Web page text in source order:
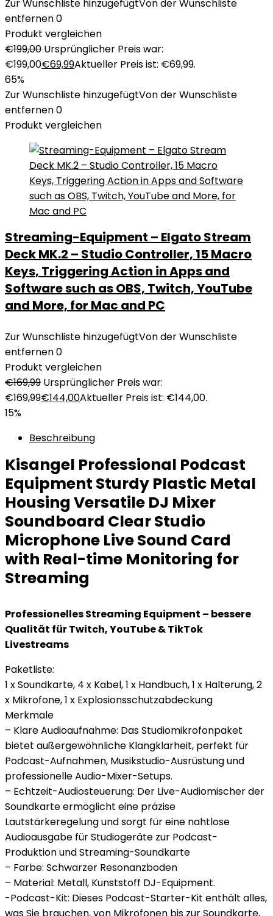
Zur Wunschliste hinzugefügtVon der Wunschliste
entfernen0
Produkt vergleichen
€199,00 Ursprünglicher Preis war:
€199,00€69,99Aktueller Preis ist: €69,99.
65%
Zur Wunschliste hinzugefügtVon der Wunschliste
entfernen0
Produkt vergleichen
Streaming-Equipment – Elgato Stream
Deck MK.2 – Studio Controller, 15 Macro
Keys, Triggering Action in Apps and
Software such as OBS, Twitch, YouTube
and More, for Mac and PC
Zur Wunschliste hinzugefügtVon der Wunschliste
entfernen0
Produkt vergleichen
€169,99 Ursprünglicher Preis war:
€169,99€144,00Aktueller Preis ist: €144,00.
15%
Beschreibung
Kisangel Professional Podcast
Equipment Sturdy Plastic Metal
Housing Versatile DJ Mixer
Soundboard Clear Studio
Microphone Live Sound Card
with Real-time Monitoring for
Streaming
Professionelles Streaming Equipment – bessere
Qualität für Twitch, YouTube & TikTok
Livestreams
Paketliste:
1 x Soundkarte, 4 x Kabel, 1 x Handbuch, 1 x Halterung, 2
x Mikrofone, 1 x Explosionsschutzabdeckung
Merkmale
– Klare Audioaufnahme: Das Studiomikrofonpaket
bietet außergewöhnliche Klangklarheit, perfekt für
Podcast-Aufnahmen, Musikstudio-Ausrüstung und
professionelle Audio-Mixer-Setups.
– Echtzeit-Audiosteuerung: Der Live-Audiomischer der
Soundkarte ermöglicht eine präzise
Lautstärkeregelung und sorgt für eine nahtlose
Audioausgabe für Studiogeräte zur Podcast-
Produktion und Streaming-Soundkarte
– Farbe: Schwarzer Resonanzboden
– Material: Metall, Kunststoff DJ-Equipment.
-Podcast-Kit: Dieses Podcast-Starter-Kit enthält alles,